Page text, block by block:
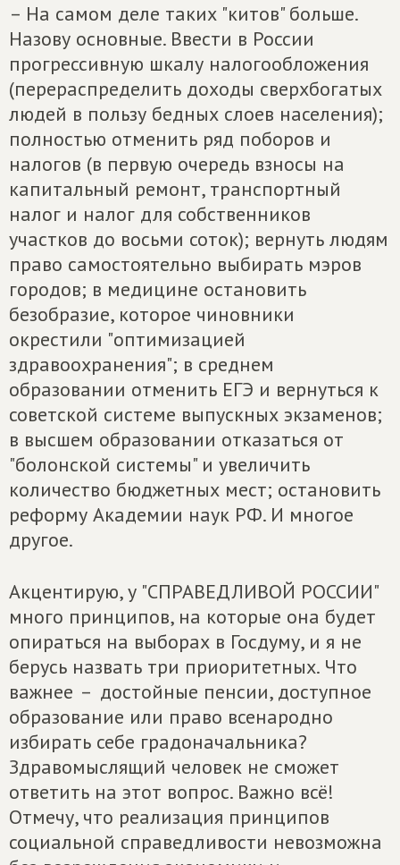
– На самом деле таких "китов" больше.
Назову основные. Ввести в России
прогрессивную шкалу налогообложения
(перераспределить доходы сверхбогатых
людей в пользу бедных слоев населения);
полностью отменить ряд поборов и
налогов (в первую очередь взносы на
капитальный ремонт, транспортный
налог и налог для собственников
участков до восьми соток); вернуть людям
право самостоятельно выбирать мэров
городов; в медицине остановить
безобразие, которое чиновники
окрестили "оптимизацией
здравоохранения"; в среднем
образовании отменить ЕГЭ и вернуться к
советской системе выпускных экзаменов;
в высшем образовании отказаться от
"болонской системы" и увеличить
количество бюджетных мест; остановить
реформу Академии наук РФ. И многое
другое.
Акцентирую, у "СПРАВЕДЛИВОЙ РОССИИ"
много принципов, на которые она будет
опираться на выборах в Госдуму, и я не
берусь назвать три приоритетных. Что
важнее – достойные пенсии, доступное
образование или право всенародно
избирать себе градоначальника?
Здравомыслящий человек не сможет
ответить на этот вопрос. Важно всё!
Отмечу, что реализация принципов
социальной справедливости невозможна